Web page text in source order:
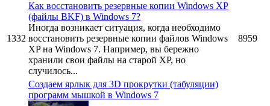
1332
Как восстановить резервные копии Windows XP
(файлы BKF) в Windows 7?
Иногда возникает ситуация, когда необходимо
восстановить резервные копии файлов Windows
XP на Windows 7. Например, вы бережно
хранили свои файлы на старой XP, но
случилось...
8959
Создаем ярлык для 3D прокрутки (табуляции)
программ мышкой в Windows 7